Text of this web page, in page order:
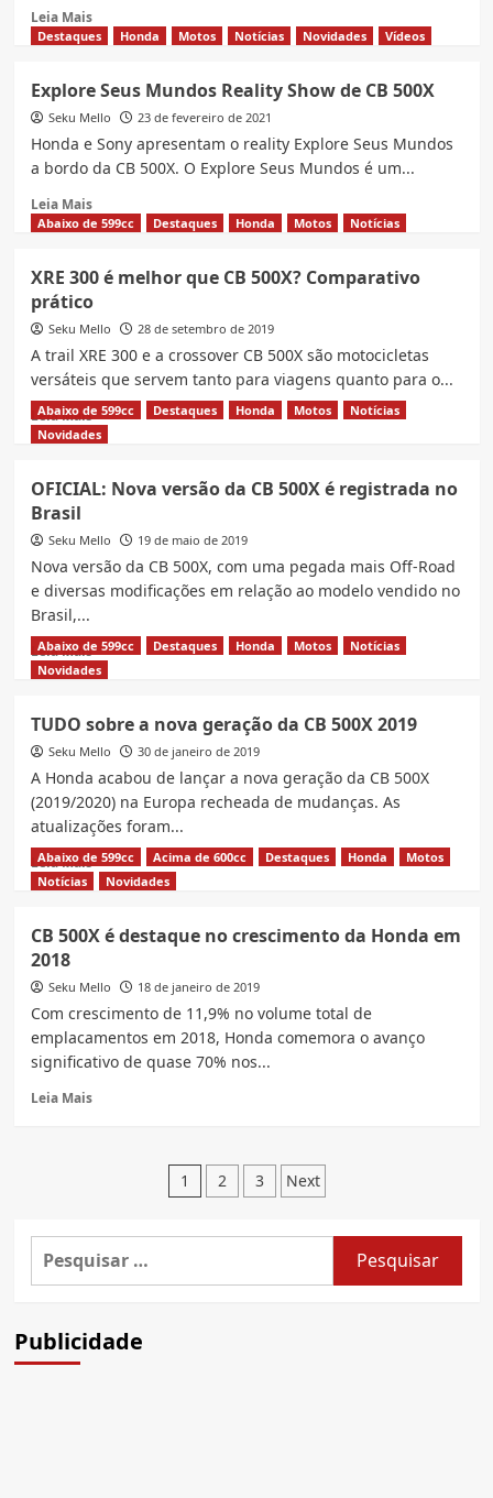
2020
no
Leia MaisRead
more
CB
500X
2022
virá
alterações
Destaques Honda Motos Notícias Novidades Vídeos
Explore Seus Mundos Reality Show de CB 500X
Seku Mello 23 de fevereiro de 2021
Honda e Sony apresentam o reality Explore Seus Mundos
a bordo da CB 500X. O Explore Seus Mundos é um...
Leia MaisRead
more
Seus
Mundos
Reality
Show
CB
500X
Abaixo de 599cc Destaques Honda Motos Notícias
XRE 300 é melhor que CB 500X? Comparativo
prático
Seku Mello 28 de setembro de 2019
A trail XRE 300 e a crossover CB 500X são motocicletas
versáteis que servem tanto para viagens quanto para o...
Leia MaisRead
more
300
melhor
que
500X?
prático
Abaixo de 599cc Destaques Honda Motos
Notícias
Novidades
OFICIAL: Nova versão da CB 500X é registrada no
Brasil
Seku Mello 19 de maio de 2019
Nova versão da CB 500X, com uma pegada mais Off-Road
e diversas modificações em relação ao modelo vendido no
Brasil,...
Leia MaisRead
more
Nova
versão
da
CB
500X
é
registrada
no
Abaixo de 599cc Destaques Honda Motos
Notícias
Novidades
TUDO sobre a nova geração da CB 500X 2019
Seku Mello 30 de janeiro de 2019
A Honda acabou de lançar a nova geração da CB 500X
(2019/2020) na Europa recheada de mudanças. As
atualizações foram...
Leia MaisRead
more
sobre
nova
geração
CB
500X
Abaixo de 599cc Acima de 600cc Destaques Honda
Motos
Notícias
Novidades
CB 500X é destaque no crescimento da Honda em
2018
Seku Mello 18 de janeiro de 2019
Com crescimento de 11,9% no volume total de
emplacamentos em 2018, Honda comemora o avanço
significativo de quase 70% nos...
Leia MaisRead
no
crescimento
da
2018
Paginação
1 2 3 Next
Pesquisar
por:
Publicidade